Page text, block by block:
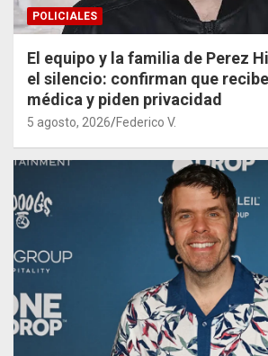
POLICIALES
El equipo y la familia de Perez
el silencio: confirman que
médica y piden privacidad
5 agosto, 2026 Federico V.